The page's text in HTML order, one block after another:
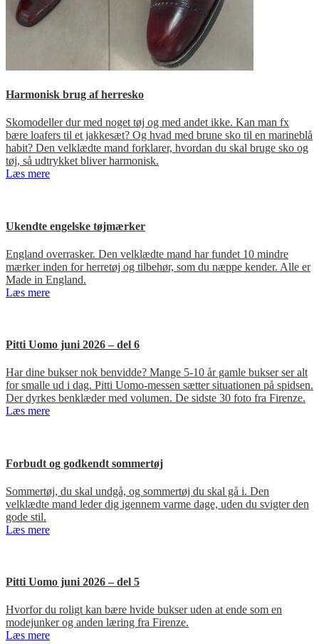
Harmonisk brug af herresko
Skomodeller dur med noget tøj og med andet ikke. Kan man fx
bære loafers til et jakkesæt? Og hvad med brune sko til en marineblå
habit? Den velklædte mand forklarer, hvordan du skal bruge sko og
tøj, så udtrykket bliver harmonisk.
Læs mere
Ukendte engelske tøjmærker
England overrasker. Den velklædte mand har fundet 10 mindre
mærker inden for herretøj og tilbehør, som du næppe kender. Alle er
Made in England.
Læs mere
Pitti Uomo juni 2026 – del 6
Har dine bukser nok benvidde? Mange 5-10 år gamle bukser ser alt
for smalle ud i dag. Pitti Uomo-messen sætter situationen på spidsen.
Der dyrkes benklæder med volumen. De sidste 30 foto fra Firenze.
Læs mere
Forbudt og godkendt sommertøj
Sommertøj, du skal undgå, og sommertøj du skal gå i. Den
velklædte mand leder dig igennem varme dage, uden du svigter den
gode stil.
Læs mere
Pitti Uomo juni 2026 – del 5
Hvorfor du roligt kan bære hvide bukser uden at ende som en
modejunker og anden læring fra Firenze.
Læs mere